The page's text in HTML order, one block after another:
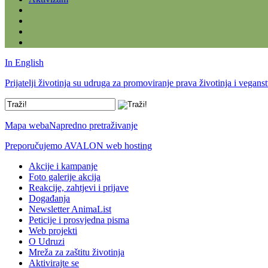
In English
Prijatelji životinja su udruga za promoviranje prava životinja i
Mapa webaNapredno pretraživanje
Preporučujemo AVALON web hosting
Akcije i kampanje
Foto galerije akcija
Reakcije, zahtjevi i prijave
Događanja
Newsletter AnimaList
Peticije i prosvjedna pisma
Web projekti
O Udruzi
Mreža za zaštitu životinja
Aktivirajte se